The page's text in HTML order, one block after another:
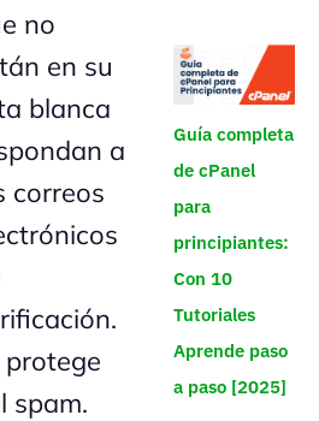
no
en su
blanca
a
correos
protege
spam.
Guía completa
de cPanel
para
principiantes:
Con 10
Tutoriales
Aprende paso
a paso [2025]